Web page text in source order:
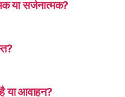
या सर्जनात्मक?
या आवाहन?